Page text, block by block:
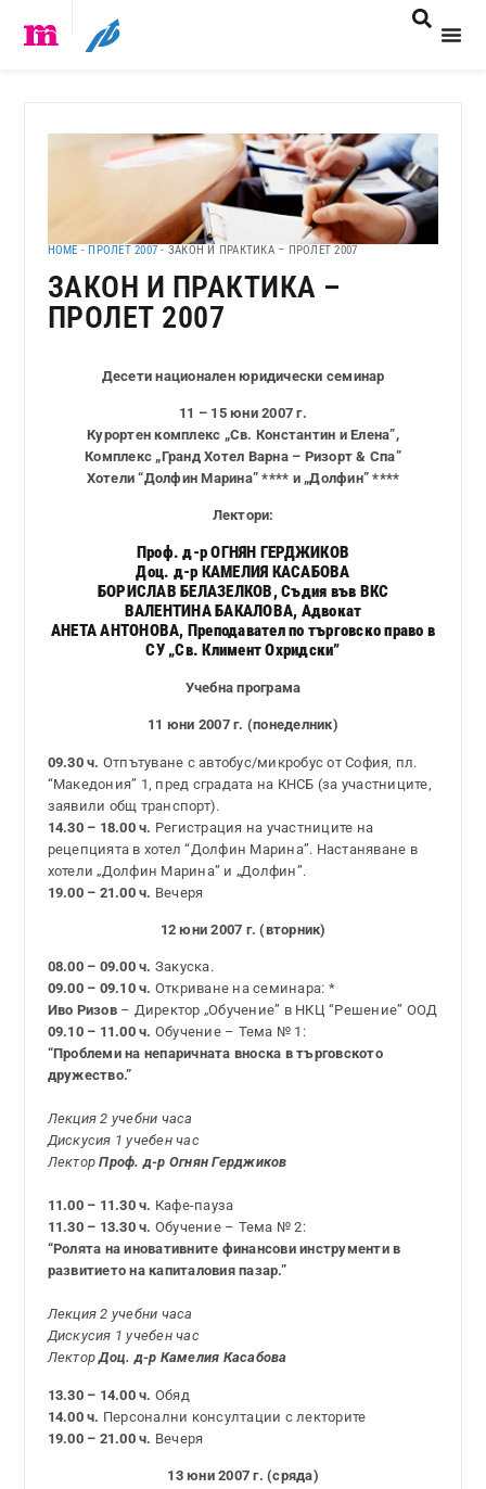
HOME - ПРОЛЕТ 2007 - ЗАКОН И ПРАКТИКА – ПРОЛЕТ 2007
ЗАКОН И ПРАКТИКА –
ПРОЛЕТ 2007
Десети национален юридически семинар
11 – 15 юни 2007 г.
Курортен комплекс „Св. Константин и Елена”,
Комплекс „Гранд Хотел Варна – Ризорт & Спа”
Хотели “Долфин Марина” **** и „Долфин” ****
Лектори:
Проф. д-р ОГНЯН ГЕРДЖИКОВ
Доц. д-р КАМЕЛИЯ КАСАБОВА
БОРИСЛАВ БЕЛАЗЕЛКОВ, Съдия във ВКС
ВАЛЕНТИНА БАКАЛОВА, Адвокат
АНЕТА АНТОНОВА, Преподавател по търговско право в
СУ „Св. Климент Охридски”
Учебна програма
11 юни 2007 г. (понеделник)
09.30 ч. Отпътуване с автобус/микробус от София, пл.
“Македония” 1, пред сградата на КНСБ (за участниците,
заявили общ транспорт).
14.30 – 18.00 ч. Регистрация на участниците на
рецепцията в хотел “Долфин Марина”. Настаняване в
хотели „Долфин Марина” и „Долфин”.
19.00 – 21.00 ч. Вечеря
12 юни 2007 г. (вторник)
08.00 – 09.00 ч. Закуска.
09.00 – 09.10 ч. Откриване на семинара: *
Иво Ризов– Директор „Обучение” в НКЦ “Решение” ООД
09.10 – 11.00 ч. Обучение – Тема № 1:
“Проблеми на непаричната вноска в търговското
дружество.”
Лекция 2 учебни часа
Дискусия 1 учебен час
ЛекторПроф. д-р Огнян Герджиков
11.00 – 11.30 ч. Кафе-пауза
11.30 – 13.30 ч. Обучение – Тема № 2:
“Ролята на иновативните финансови инструменти в
развитието на капиталовия пазар.”
Лекция 2 учебни часа
Дискусия 1 учебен час
ЛекторДоц. д-р Камелия Касабова
13.30 – 14.00 ч. Обяд
14.00 ч. Персонални консултации с лекторите
19.00 – 21.00 ч. Вечеря
13 юни 2007 г. (сряда)